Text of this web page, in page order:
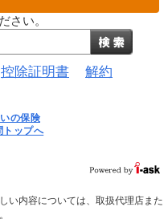
さい。
控除証明書 解約
の保険
トップへ
い内容については、取扱代理店また